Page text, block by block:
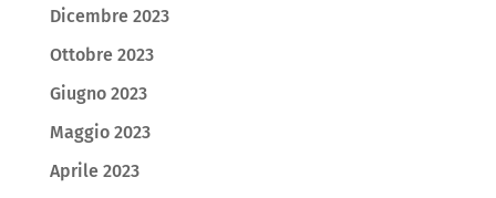
Dicembre 2023
Ottobre 2023
Giugno 2023
Maggio 2023
Aprile 2023